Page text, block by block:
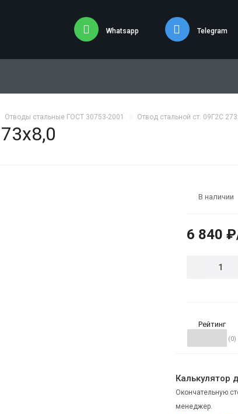
Whatsapp Telegram
Отводы стальные ГОСТ 30753-2001 Отвод стальной ст. 09Г2С
В наличии
6 840
Рейтинг
(0)
Калькулятор
Окончательную
менеджер.